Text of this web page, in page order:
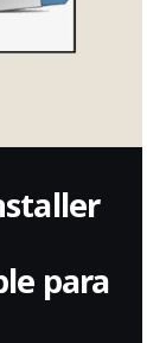
para